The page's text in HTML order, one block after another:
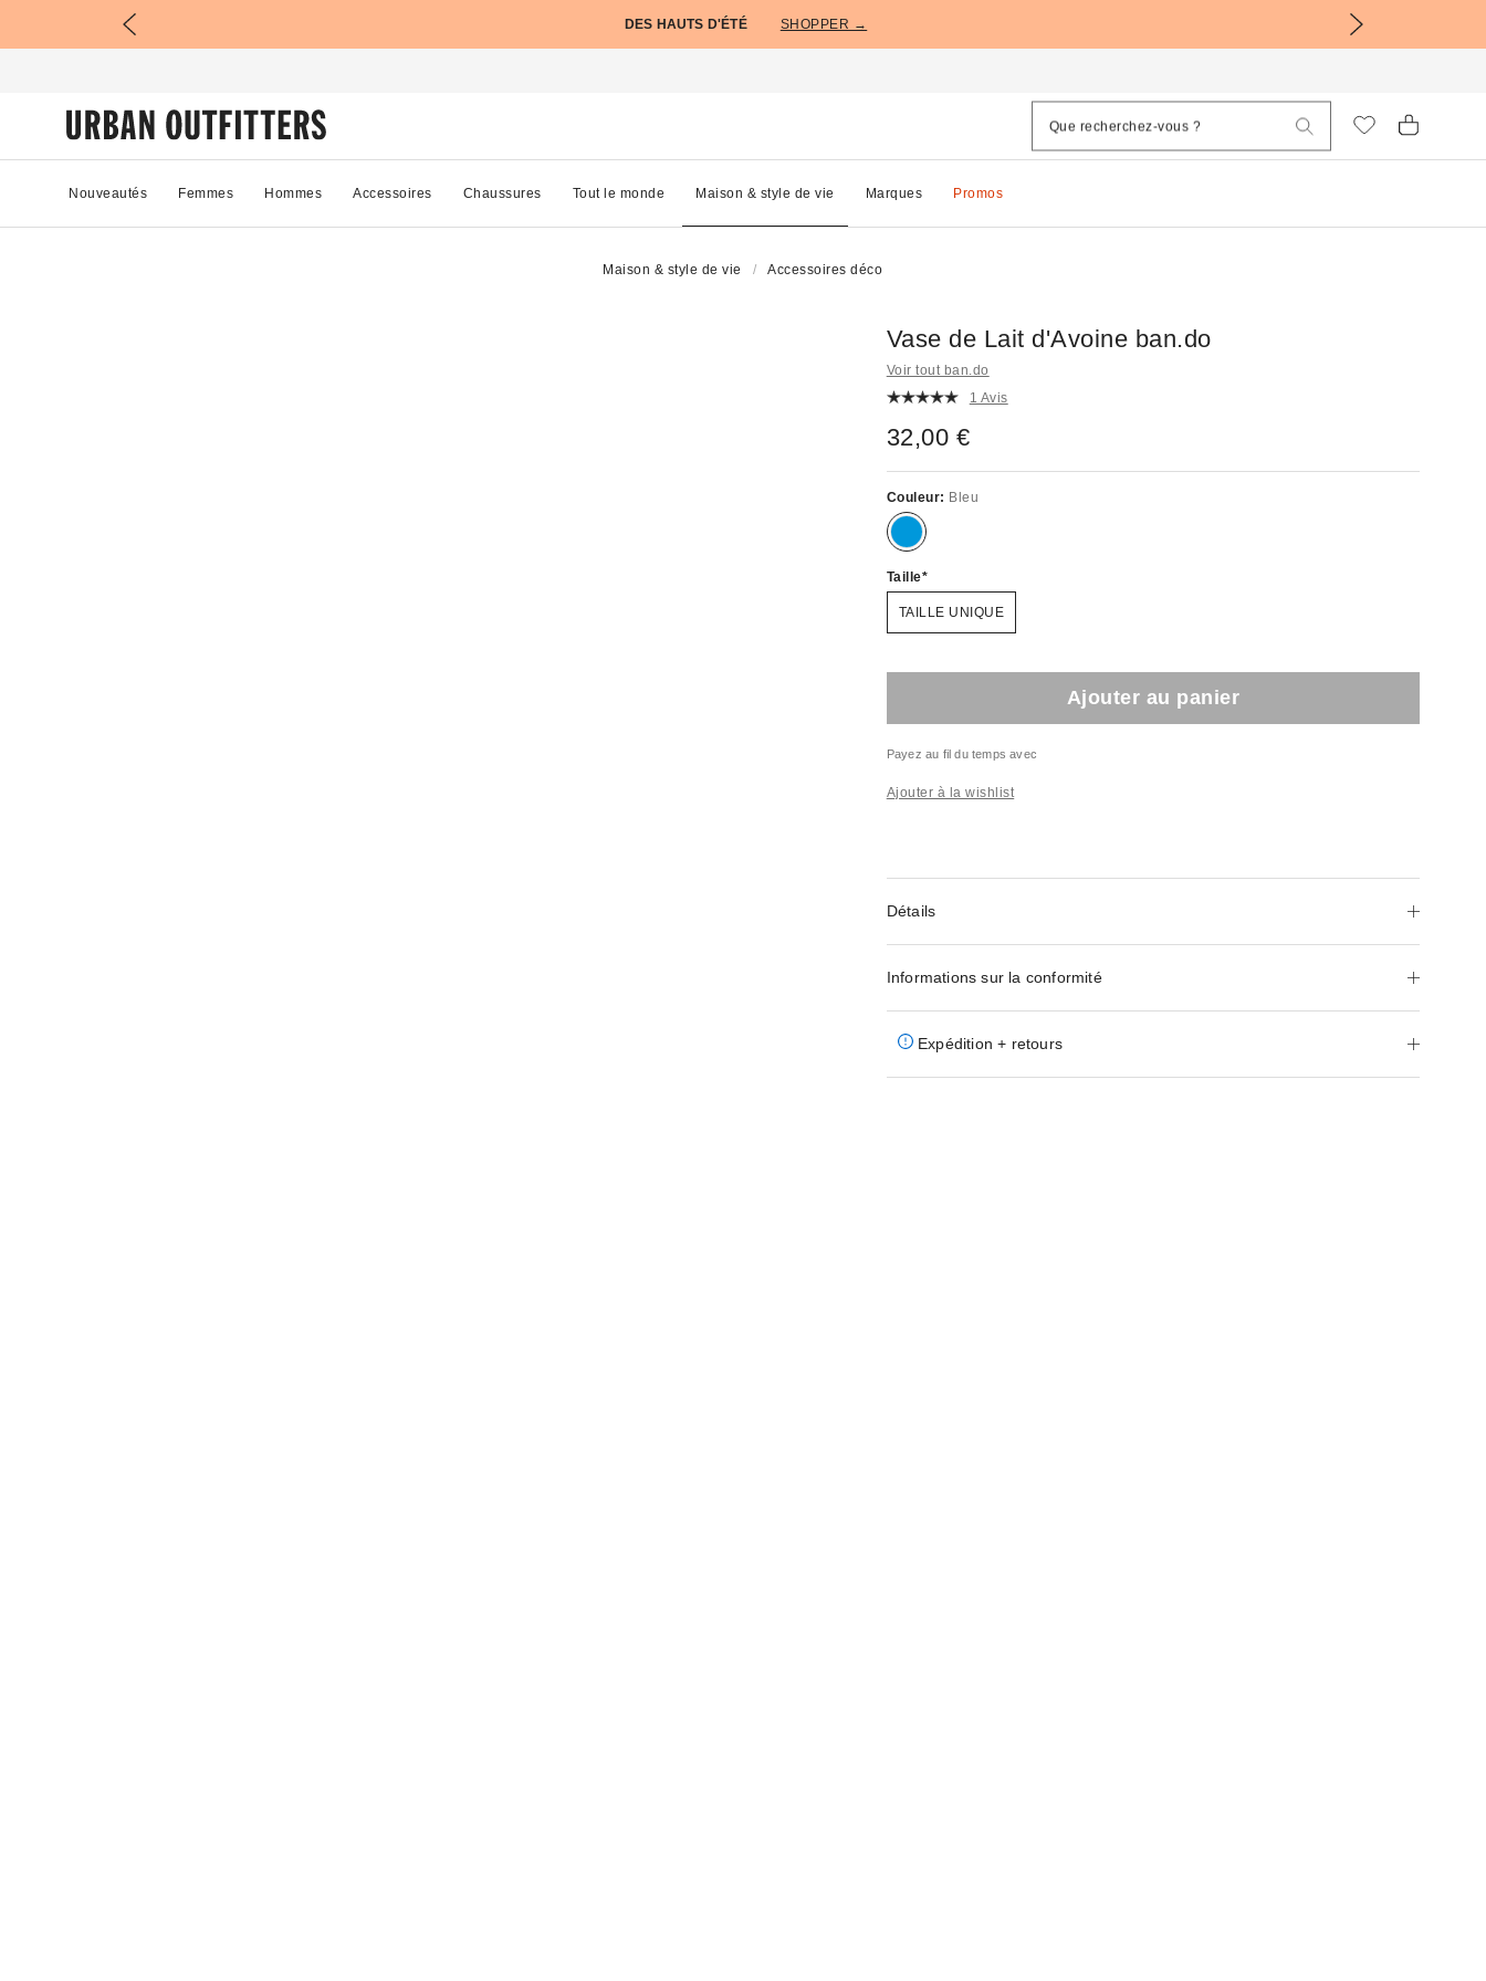
DES HAUTS D'ÉTÉ SHOPPER →
Nouveautés Femmes Hommes Accessoires Chaussures Tout le monde Maison & style de vie Marques Promos
Maison & style de vie Accessoires déco
Vase de Lait d'Avoine ban.do
Voir tout ban.do
1 Avis
32,00 €
Couleur: Bleu
Taille
TAILLE UNIQUE
Ajouter au panier
Payez au fil du temps avec
Ajouter à la wishlist
Détails
Informations sur la conformité
Expédition + retours